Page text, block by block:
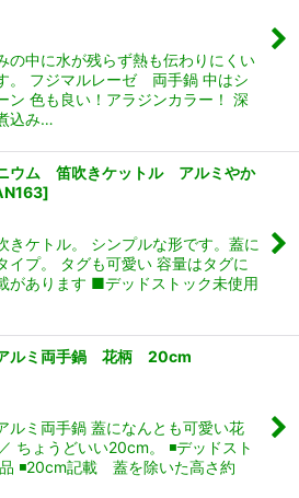
の中に水が残らず熱も伝わりにくい
。 フジマルレーゼ 両手鍋 中はシ
ン 色も良い！アラジンカラー！ 深
込み…
ウム 笛吹きケットル アルミやか
]
きケトル。 シンプルな形です。蓋に
イプ。 タグも可愛い 容量はタグに
があります ■デッドストック未使用
ルミ両手鍋 花柄 20cm
ミ両手鍋 蓋になんとも可愛い花
ょうどいい20cm。 ◾️デッドスト
◾️20cm記載 蓋を除いた高さ約